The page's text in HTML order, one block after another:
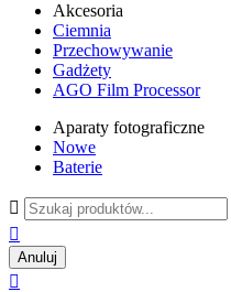
Akcesoria
Ciemnia
Przechowywanie
Gadżety
AGO Film Processor
Aparaty fotograficzne
Nowe
Baterie


Anuluj
